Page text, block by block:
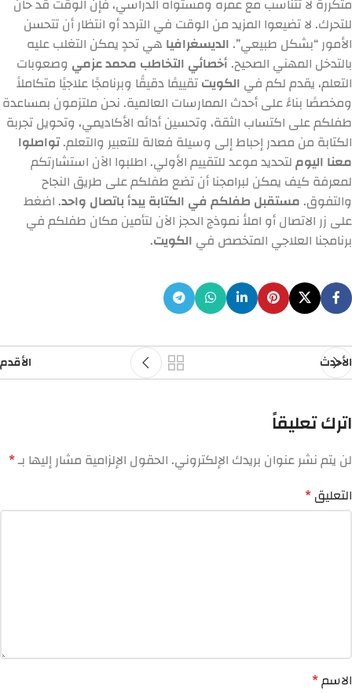
للتحرك. لا تضيعوا المزيد من الوقت في التردد أو انتظار أن تتحسن
الأمور “بشكل طبيعي”. الديسغرافيا هي تحدٍ يمكن التغلب عليه
بالتدخل المهني الصحيح. أخصائي التخاطب محمد عزمي وصعوبات
التعلم، يقدم لكم في الكويتتقييمًا دقيقًا وبرنامجًا علاجيًا متكاملاً
ومخصصًا بناءً على أحدث الممارسات العالمية. نحن ملتزمون بمساعدة
طفلكم على اكتساب الثقة، وتحسين أدائه الأكاديمي، وتحويل تجربة
الكتابة من مصدر إحباط إلى وسيلة فعالة للتعبير والتعلم.تواصلوا
معنا اليوملتحديد موعد للتقييم الأولي. اطلبوا الآن استشارتكم
لمعرفة كيف يمكن لبرامجنا أن تضع طفلكم على طريق النجاح
والتفوق. مستقبل طفلكم في الكتابة يبدأ باتصال واحد. اضغط
على زر الاتصال أو املأ نموذج الحجز الآن لتأمين مكان طفلكم في
برنامجنا العلاجي المتخصص في الكويت.
الأحدث الأقدم
اترك تعليقاً
لن يتم نشر عنوان بريدك الإلكتروني. الحقول الإلزامية مشار إليها بـ*
التعليق*
الاسم*